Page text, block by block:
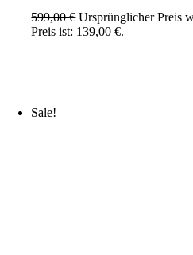
599,00€ Ursprünglicher Preis
Preis ist: 139,00 €.
Sale!